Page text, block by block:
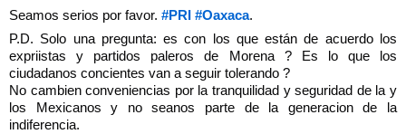
Seamos serios por favor. #PRI #Oaxaca.
P.D. Solo una pregunta: es con los que están de acuerdo los
expriistas y partidos paleros de Morena ? Es lo que los
ciudadanos concientes van a seguir tolerando ?
No cambien conveniencias por la tranquilidad y seguridad de la y
los Mexicanos y no seanos parte de la generacion de la
indiferencia.